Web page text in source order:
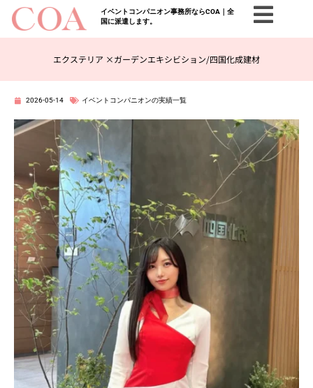
イベントコンパニオン事務所ならCOA｜全
国に派遣します。
エクステリア ×ガーデンエキシビション/四国化成建材
2026-05-14 イベントコンパニオンの実績一覧